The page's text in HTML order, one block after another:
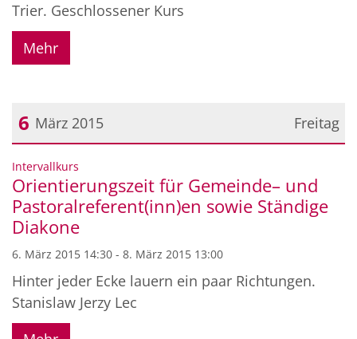
Trier. Geschlossener Kurs
Mehr
Freitag
6 März 2015
Datum: 6. März 2015
Intervallkurs
Orientierungszeit für Gemeinde– und
Pastoralreferent(inn)en sowie Ständige
Diakone
6. März 2015 14:30 - 8. März 2015 13:00
Hinter jeder Ecke lauern ein paar Richtungen.
Stanislaw Jerzy Lec